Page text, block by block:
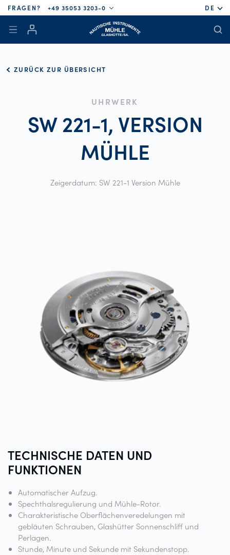
FRAGEN? +49 35053 3203-0 DE
ZURÜCK ZUR ÜBERSICHT
UHRWERK
SW 221-1, VERSION
MÜHLE
Zeigerdatum: SW 221-1 Version Mühle
TECHNISCHE DATEN UND
FUNKTIONEN
Automatischer Aufzug.
Spechthalsregulierung und Mühle-Rotor.
Charakteristische Oberflächenveredelungen mit
gebläuten Schrauben, Glashütter Sonnenschliff und
Perlagen.
Stunde, Minute und Sekunde mit Sekundenstopp.